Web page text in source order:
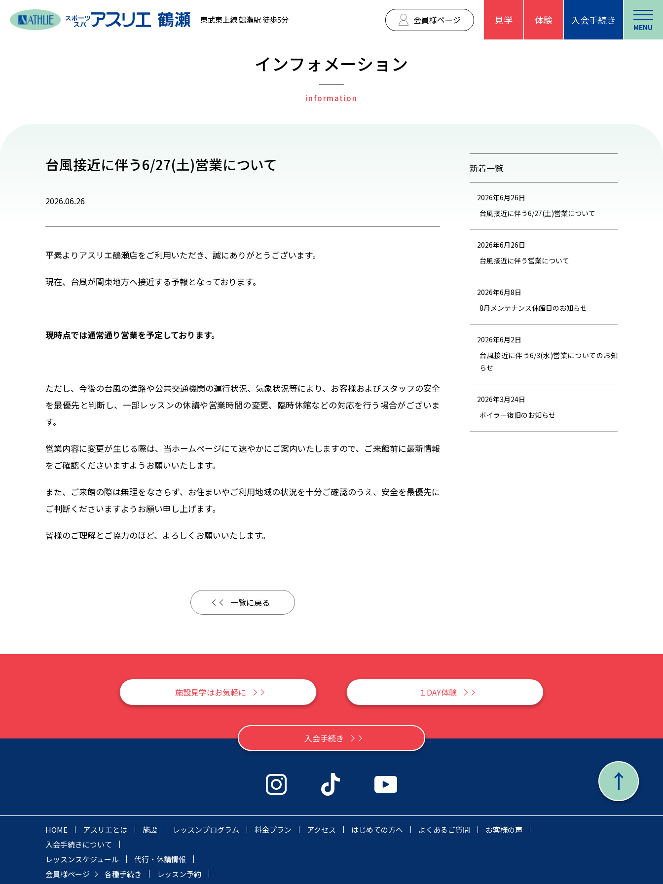
東武東上線 鶴瀬駅 徒歩5分 会員様ページ 見学 体験 入会手続き
MENU
インフォメーション
information
台風接近に伴う6/27(土)営業について
2026.06.26
平素よりアスリエ鶴瀬店をご利用いただき、誠にありがとうございます。
現在、台風が関東地方へ接近する予報となっております。
現時点では通常通り営業を予定しております。
ただし、今後の台風の進路や公共交通機関の運行状況、気象状況等により、お客様およびスタッフの安全
を最優先と判断し、一部レッスンの休講や営業時間の変更、臨時休館などの対応を行う場合がございま
す。
営業内容に変更が生じる際は、当ホームページにて速やかにご案内いたしますので、ご来館前に最新情報
をご確認くださいますようお願いいたします。
また、ご来館の際は無理をなさらず、お住まいやご利用地域の状況を十分ご確認のうえ、安全を最優先に
ご判断くださいますようお願い申し上げます。
皆様のご理解とご協力のほど、よろしくお願いいたします。
一覧に戻る
新着一覧
2026年6月26日
台風接近に伴う6/27(土)営業について
2026年6月26日
台風接近に伴う営業について
2026年6月8日
8月メンテナンス休館日のお知らせ
2026年6月2日
台風接近に伴う6/3(水)営業についてのお知
らせ
2026年3月24日
ボイラー復旧のお知らせ
施設見学はお気軽に １DAY体験
入会手続き
HOME アスリエとは 施設 レッスンプログラム 料金プラン アクセス はじめての方へ よくあるご質問
お客様の声
入会手続きについて
レッスンスケジュール
代行・休講情報
会員様ページ
各種手続き レッスン予約